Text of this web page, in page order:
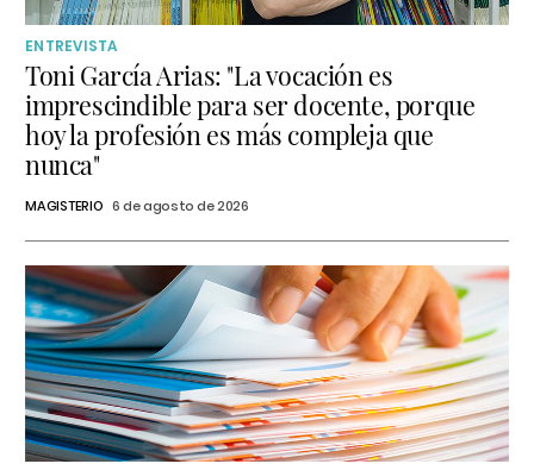
ENTREVISTA
Toni García Arias: "La vocación es
imprescindible para ser docente, porque
hoy la profesión es más compleja que
nunca"
MAGISTERIO 6 de agosto de 2026